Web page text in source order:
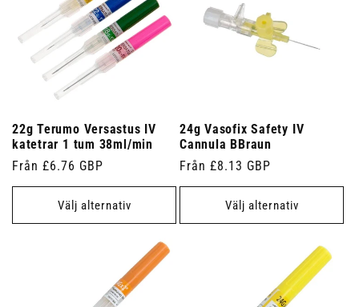
22g Terumo Versastus IV
katetrar 1 tum 38ml/min
Ordinarie
pris
Från £6.76 GBP
Välj alternativ
24g Vasofix Safety IV
Cannula BBraun
Ordinarie
pris
Från £8.13 GBP
Välj alternativ